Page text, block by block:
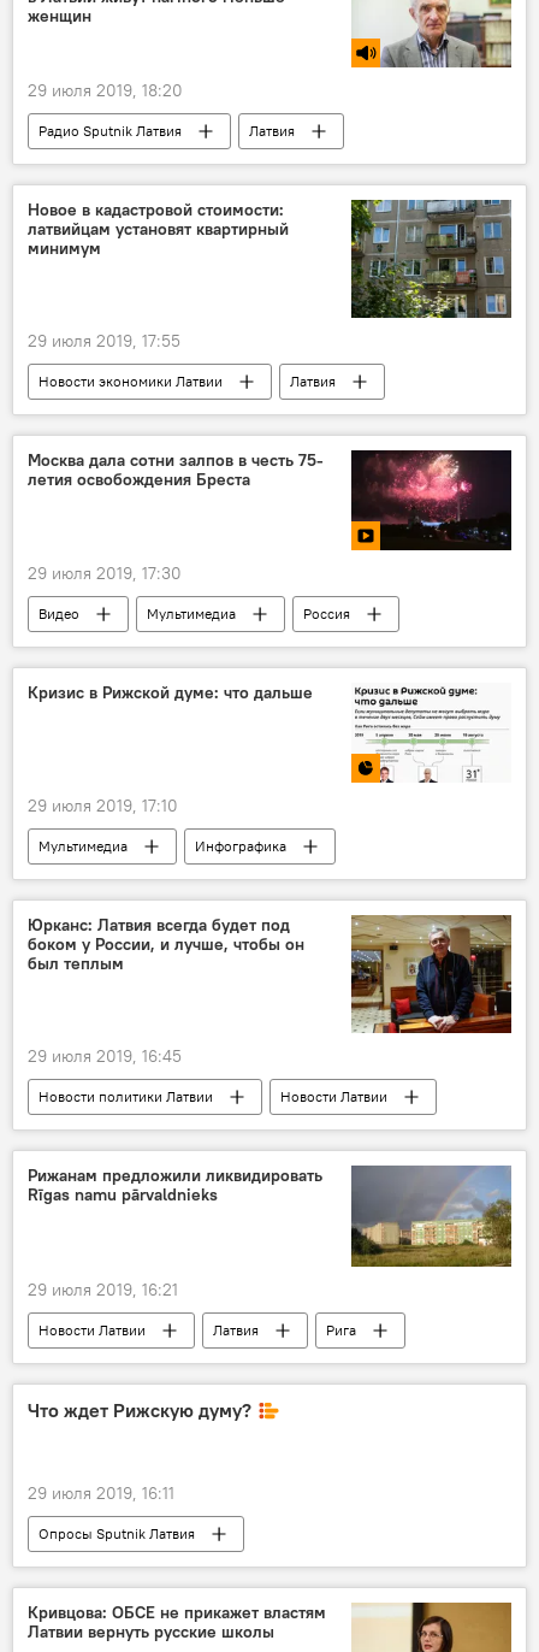
женщин
29 июля 2019, 18:20
Радио Sputnik Латвия
Латвия
Петерис Звидриньш
мужчины
Новое в кадастровой стоимости:
латвийцам установят квартирный
минимум
29 июля 2019, 17:55
Новости экономики Латвии
Латвия
жилье
Минюст Латвии земля
Москва дала сотни залпов в честь 75-
летия освобождения Бреста
29 июля 2019, 17:30
Видео Мультимедиа
Россия
Брест
салют
Великая Отечественная война
Кризис в Рижской думе: что дальше
29 июля 2019, 17:10
Мультимедиа
Инфографика
Новости политики Латвии
Рижская дума
мэр
Роспуск Рижской думы: что дальше
Юрканс: Латвия всегда будет под
боком у России, и лучше, чтобы он
был теплым
29 июля 2019, 16:45
Новости политики Латвии
Новости Латвии
Латвия
Янис Юрканс
НАТО
образование
российско-латвийские отношения
Рижанам предложили ликвидировать
Rīgas namu pārvaldnieks
29 июля 2019, 16:21
Новости Латвии Латвия
Рига
ManaBalss.lv
Rīgas namu pārvaldnieks (RNP)
Что ждет Рижскую думу?
29 июля 2019, 16:11
Опросы Sputnik Латвия
Новости политики Латвии
Кривцова: ОБСЕ не прикажет властям
Латвии вернуть русские школы